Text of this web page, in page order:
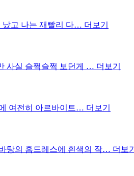
났고 나는 재빨리 다… 더보기
사실 슬쩍슬쩍 보던게 … 더보기
여전히 아르바이트… 더보기
탕의 홈드레스에 흰색의 작… 더보기